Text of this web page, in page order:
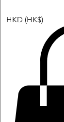
HKD (HK$)